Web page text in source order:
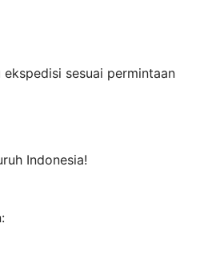
ekspedisi sesuai permintaan
Indonesia!